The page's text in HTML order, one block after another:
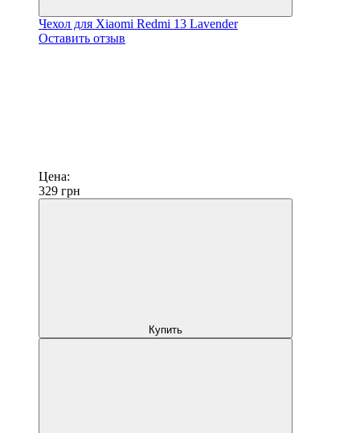
Чехол для Xiaomi Redmi 13 Lavender
Оставить отзыв
Цена:
329 грн
Купить